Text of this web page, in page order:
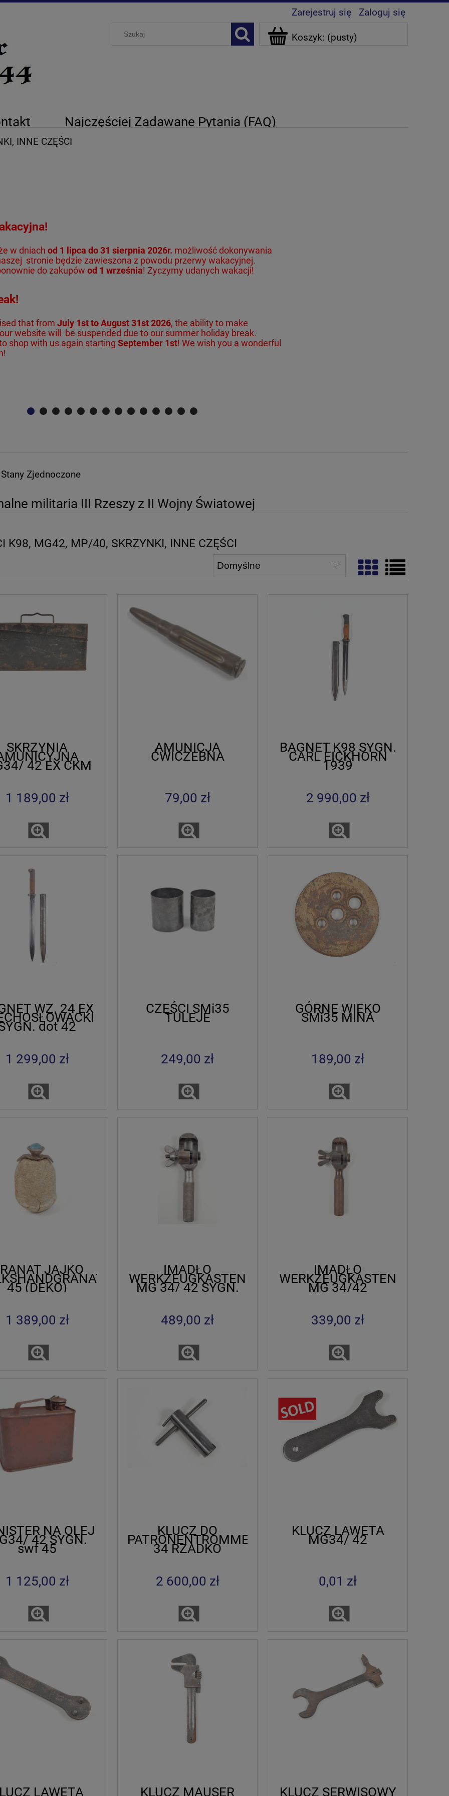
Zarejestruj się Zaloguj się
Koszyk: (pusty)
Najczęściej Zadawane Pytania (FAQ)
INNE CZĘŚCI
w dniach od 1 lipca do 31 sierpnia 2026r. możliwość dokonywania
stronie będzie zawieszona z powodu przerwy wakacyjnej.
do zakupów od 1 września! Życzymy udanych wakacji!
that from July 1st to August 31st 2026, the ability to make
website will be suspended due to our summer holiday break.
shop with us again starting September 1st! We wish you a wonderful
Zjednoczone
militaria III Rzeszy z II Wojny Światowej
K98, MG42, MP/40, SKRZYNKI, INNE CZĘŚCI
SKRZYNIA
42 EX CKM
30 IDEAL 1936
1 189,00 zł
AMUNICJA
ĆWICZEBNA
79,00 zł
BAGNET K98 SYGN.
CARL EICKHORN
1939
2 990,00 zł
WZ. 24 EX
dot 42
1 299,00 zł
CZĘŚCI SMi35
TULEJE
249,00 zł
GÓRNE WIEKO
SMi35 MINA
189,00 zł
JAJKO
45 (DEKO)
1 389,00 zł
IMADŁO
WERKZEUGKASTEN
MG 34/ 42 SYGN.
HuK 41 H
489,00 zł
IMADŁO
WERKZEUGKASTEN
MG 34/42
339,00 zł
NA OLEJ
42 SYGN.
swf 45
1 125,00 zł
KLUCZ DO
PATRONENTROMMEL
34 RZADKO
SPOTYKANY SYGN.
2 600,00 zł
KLUCZ LAWETA
MG34/ 42
0,01 zł
LAWETA KLUCZ MAUSER KLUCZ SERWISOWY